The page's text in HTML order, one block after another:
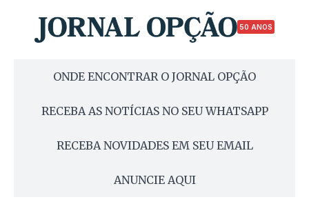
50 ANOS
ONDE ENCONTRAR O JORNAL OPÇÃO
RECEBA AS NOTÍCIAS NO SEU WHATSAPP
RECEBA NOVIDADES EM SEU EMAIL
ANUNCIE AQUI